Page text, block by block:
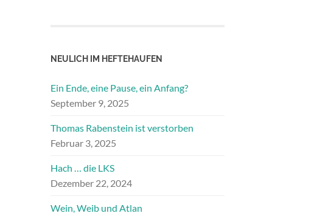
NEULICH IM HEFTEHAUFEN
Ein Ende, eine Pause, ein Anfang?
September 9, 2025
Thomas Rabenstein ist verstorben
Februar 3, 2025
Hach … die LKS
Dezember 22, 2024
Wein, Weib und Atlan